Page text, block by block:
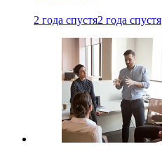
2 года спустя2 года спустя